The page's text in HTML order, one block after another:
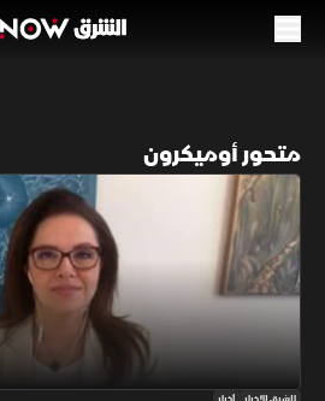
متحور أوميكرون